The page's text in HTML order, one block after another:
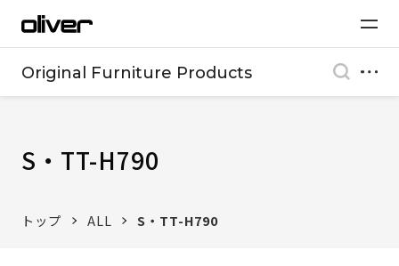
Original Furniture Products
S・TT-H790
トップ ALL S・TT-H790